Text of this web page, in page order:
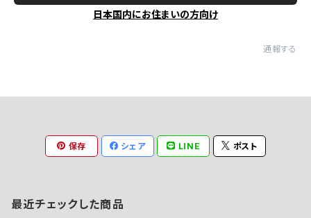
日本国内にお住まいの方向け
通報する
保存 シェア LINE ポスト
最近チェックした商品